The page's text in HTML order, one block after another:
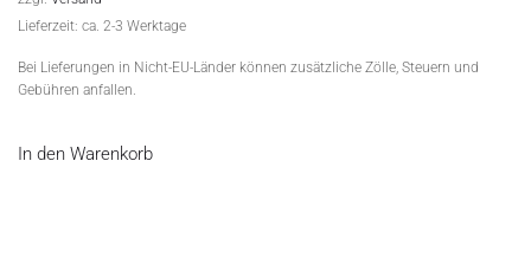
Lieferzeit: ca. 2-3 Werktage
Bei Lieferungen in Nicht-EU-Länder können zusätzliche Zölle, Steuern und
Gebühren anfallen.
In den Warenkorb